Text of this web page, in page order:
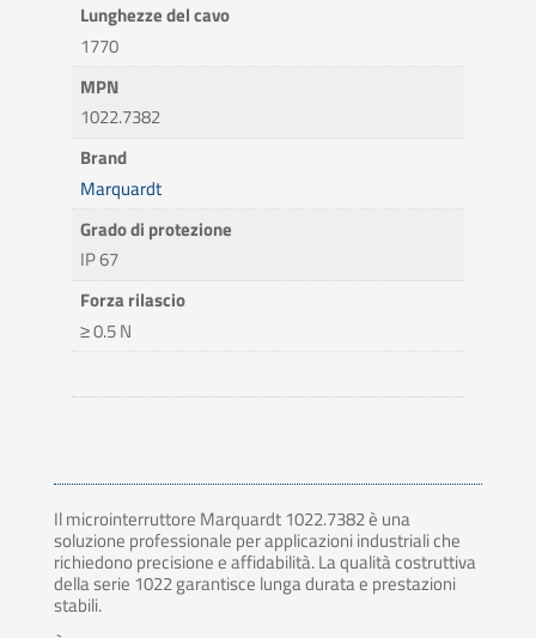
Lunghezze del cavo
1770
MPN
1022.7382
Brand
Marquardt
Grado di protezione
IP 67
Forza rilascio
≥ 0.5 N
Il microinterruttore Marquardt 1022.7382 è una
soluzione professionale per applicazioni industriali che
richiedono precisione e affidabilità. La qualità costruttiva
della serie 1022 garantisce lunga durata e prestazioni
stabili.